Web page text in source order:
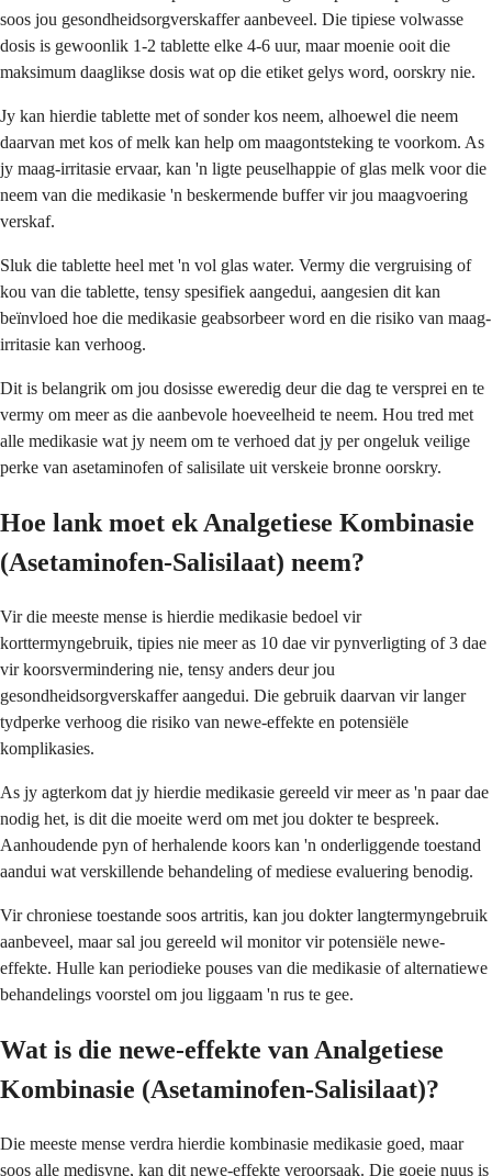
soos jou gesondheidsorgverskaffer aanbeveel. Die tipiese volwasse
dosis is gewoonlik 1-2 tablette elke 4-6 uur, maar moenie ooit die
maksimum daaglikse dosis wat op die etiket gelys word, oorskry nie.
Jy kan hierdie tablette met of sonder kos neem, alhoewel die neem
daarvan met kos of melk kan help om maagontsteking te voorkom. As
jy maag-irritasie ervaar, kan 'n ligte peuselhappie of glas melk voor die
neem van die medikasie 'n beskermende buffer vir jou maagvoering
verskaf.
Sluk die tablette heel met 'n vol glas water. Vermy die vergruising of
kou van die tablette, tensy spesifiek aangedui, aangesien dit kan
beïnvloed hoe die medikasie geabsorbeer word en die risiko van maag-
irritasie kan verhoog.
Dit is belangrik om jou dosisse eweredig deur die dag te versprei en te
vermy om meer as die aanbevole hoeveelheid te neem. Hou tred met
alle medikasie wat jy neem om te verhoed dat jy per ongeluk veilige
perke van asetaminofen of salisilate uit verskeie bronne oorskry.
Hoe lank moet ek Analgetiese Kombinasie
(Asetaminofen-Salisilaat) neem?
Vir die meeste mense is hierdie medikasie bedoel vir
korttermyngebruik, tipies nie meer as 10 dae vir pynverligting of 3 dae
vir koorsvermindering nie, tensy anders deur jou
gesondheidsorgverskaffer aangedui. Die gebruik daarvan vir langer
tydperke verhoog die risiko van newe-effekte en potensiële
komplikasies.
As jy agterkom dat jy hierdie medikasie gereeld vir meer as 'n paar dae
nodig het, is dit die moeite werd om met jou dokter te bespreek.
Aanhoudende pyn of herhalende koors kan 'n onderliggende toestand
aandui wat verskillende behandeling of mediese evaluering benodig.
Vir chroniese toestande soos artritis, kan jou dokter langtermyngebruik
aanbeveel, maar sal jou gereeld wil monitor vir potensiële newe-
effekte. Hulle kan periodieke pouses van die medikasie of alternatiewe
behandelings voorstel om jou liggaam 'n rus te gee.
Wat is die newe-effekte van Analgetiese
Kombinasie (Asetaminofen-Salisilaat)?
Die meeste mense verdra hierdie kombinasie medikasie goed, maar
soos alle medisyne, kan dit newe-effekte veroorsaak. Die goeie nuus is